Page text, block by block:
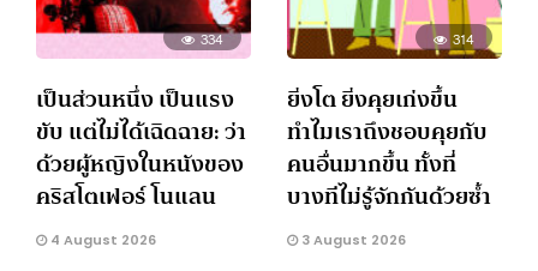
334
เป็นส่วนหนึ่ง เป็นแรง
ขับ แต่ไม่ได้เฉิดฉาย: ว่า
ด้วยผู้หญิงในหนังของ
คริสโตเฟอร์ โนแลน
4 August 2026
314
ยิ่งโต ยิ่งคุยเก่งขึ้น
ทำไมเราถึงชอบคุยกับ
คนอื่นมากขึ้น ทั้งที่
บางทีไม่รู้จักกันด้วยซ้ำ
3 August 2026